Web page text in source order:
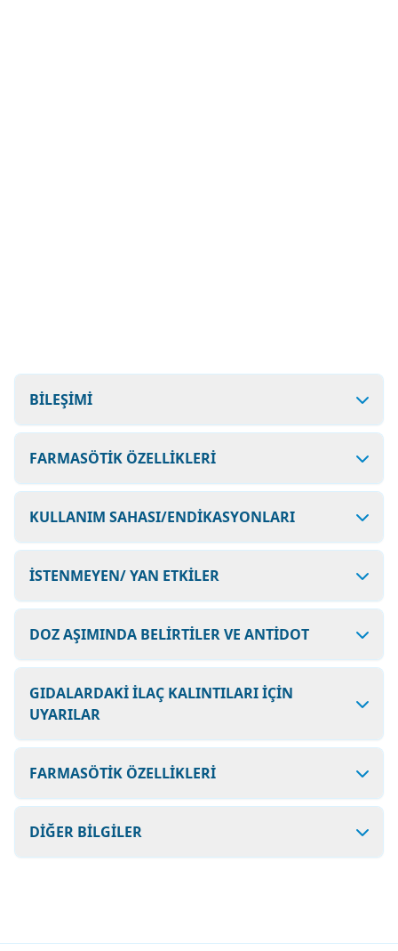
BİLEŞİMİ
FARMASÖTİK ÖZELLİKLERİ
KULLANIM SAHASI/ENDİKASYONLARI
İSTENMEYEN/ YAN ETKİLER
DOZ AŞIMINDA BELİRTİLER VE ANTİDOT
GIDALARDAKİ İLAÇ KALINTILARI İÇİN
UYARILAR
FARMASÖTİK ÖZELLİKLERİ
DİĞER BİLGİLER